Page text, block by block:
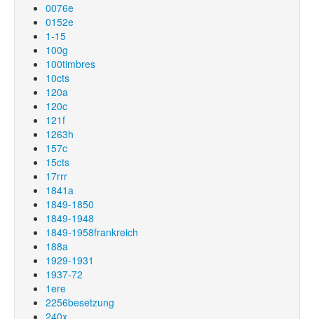
0076e
0152e
1-15
100g
100timbres
10cts
120a
120c
121f
1263h
157c
15cts
17rrr
1841a
1849-1850
1849-1948
1849-1958frankreich
188a
1929-1931
1937-72
1ere
2256besetzung
240x